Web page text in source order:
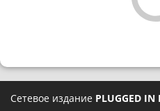
Сетевое издание PLUGGED IN